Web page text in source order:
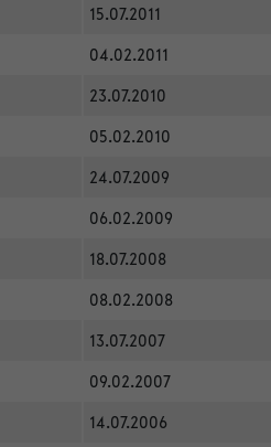
15.07.2011
04.02.2011
23.07.2010
05.02.2010
24.07.2009
06.02.2009
18.07.2008
08.02.2008
13.07.2007
09.02.2007
14.07.2006